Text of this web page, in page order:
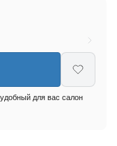
для вас салон